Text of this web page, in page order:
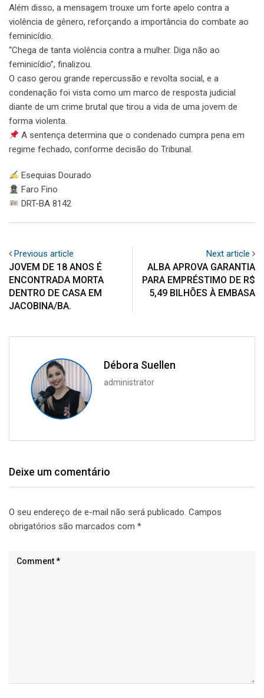
Além disso, a mensagem trouxe um forte apelo contra a
violência de gênero, reforçando a importância do combate ao
feminicídio.
“Chega de tanta violência contra a mulher. Diga não ao
feminicídio”, finalizou.
O caso gerou grande repercussão e revolta social, e a
condenação foi vista como um marco de resposta judicial
diante de um crime brutal que tirou a vida de uma jovem de
forma violenta.
A sentença determina que o condenado cumpra pena em
regime fechado, conforme decisão do Tribunal.
Esequias Dourado
Faro Fino
DRT-BA 8142
Previous article
JOVEM DE 18 ANOS É
ENCONTRADA MORTA
DENTRO DE CASA EM
JACOBINA/BA.
Next article
ALBA APROVA GARANTIA
PARA EMPRÉSTIMO DE R$
5,49 BILHÕES À EMBASA
Débora Suellen
administrator
Deixe um comentário
O seu endereço de e-mail não será publicado. Campos
obrigatórios são marcados com *